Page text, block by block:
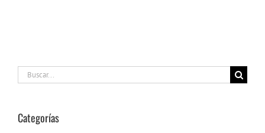
Buscar:
Categorías